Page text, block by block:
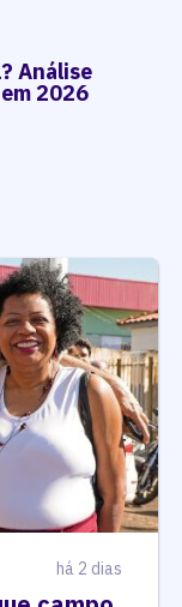
Análise
2026
há 2 dias